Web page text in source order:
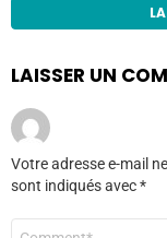
LAISSER UN
Votre adresse e-mail
sont indiqués avec*
Commentaire